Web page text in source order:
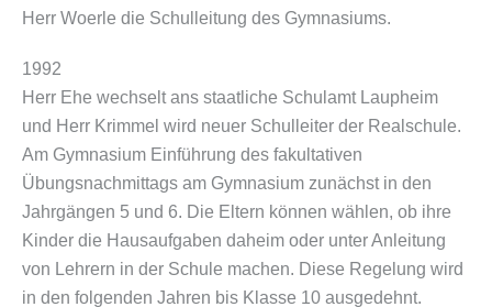
Herr Woerle die Schulleitung des Gymnasiums.
1992
Herr Ehe wechselt ans staatliche Schulamt Laupheim
und Herr Krimmel wird neuer Schulleiter der Realschule.
Am Gymnasium Einführung des fakultativen
Übungsnachmittags am Gymnasium zunächst in den
Jahrgängen 5 und 6. Die Eltern können wählen, ob ihre
Kinder die Hausaufgaben daheim oder unter Anleitung
von Lehrern in der Schule machen. Diese Regelung wird
in den folgenden Jahren bis Klasse 10 ausgedehnt.